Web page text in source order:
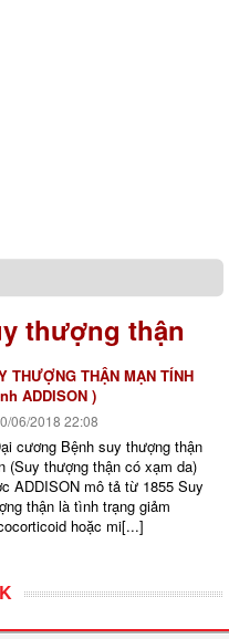
thượng thận
THƯỢNG THẬN MẠN TÍNH
ADDISON )
06/2018 22:08
cương Bệnh suy thượng thận
(Suy thượng thận có xạm da)
ADDISON mô tả từ 1855 Suy
thận là tình trạng giảm
hoặc mi[...]